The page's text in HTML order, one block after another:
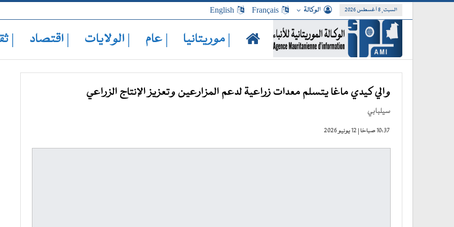
السبت, 8 أغسطس 2026 الوكالة Français
English
| موريتانيا | عام | الولايات | اقتصاد |
والي كيدي ماغا يتسلم معدات زراعية لدعم المزارعين وتعزيز الإنتاج الزراعي
سيلبابي
10:37 صباحًا | 12 يونيو 2026